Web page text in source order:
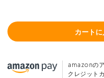
カート
amazonの
クレジット